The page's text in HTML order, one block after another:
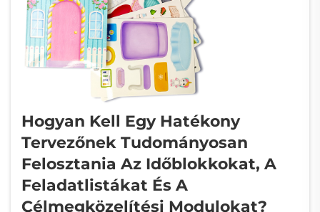
Hogyan Kell Egy Hatékony
Tervezőnek Tudományosan
Felosztania Az Időblokkokat, A
Feladatlistákat És A
Célmegközelítési Modulokat?